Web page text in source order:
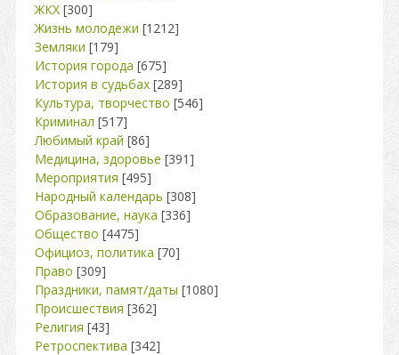
ЖКХ [300]
Жизнь молодежи [1212]
Земляки [179]
История города [675]
История в судьбах [289]
Культура, творчество [546]
Криминал [517]
Любимый край [86]
Медицина, здоровье [391]
Мероприятия [495]
Народный календарь [308]
Образование, наука [336]
Общество [4475]
Официоз, политика [70]
Право [309]
Праздники, памят/даты [1080]
Происшествия [362]
Религия [43]
Ретроспектива [342]